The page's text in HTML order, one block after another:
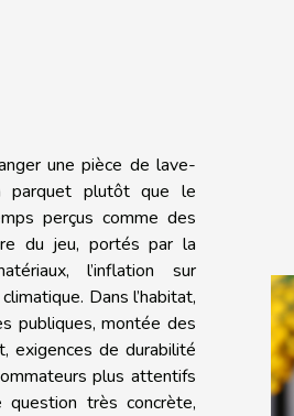
une pièce de lave-
parquet plutôt que le
perçus comme des
du jeu, portés par la
l’inflation sur
Dans l’habitat,
publiques, montée des
exigences de durabilité
plus attentifs
très concrète,